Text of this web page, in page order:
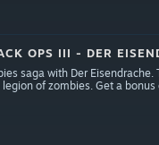
OPS III - DER
saga with Der
of zombies. Get a